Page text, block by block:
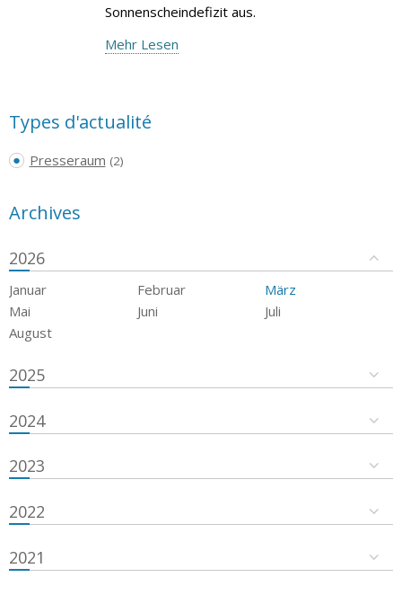
Sonnenscheindefizit aus.
Mehr Lesen
Types d'actualité
Presseraum (2)
Archives
2026
Januar Februar
März
Mai
Juni
Juli
August
2025
2024
2023
2022
2021